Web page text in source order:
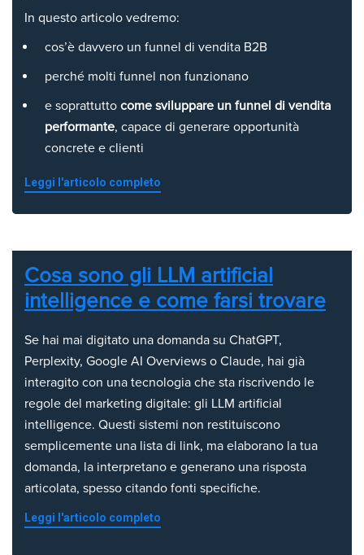
In questo articolo vedremo:
cos’è davvero un funnel di vendita B2B
perché molti funnel non funzionano
e soprattutto come sviluppare un funnel di vendita
performante, capace di generare opportunità
concrete e clienti
Leggi l'articolo completo
Cosa sono gli LLM artificial
intelligence e come farsi trovare
Se hai mai digitato una domanda su ChatGPT,
Perplexity, Google AI Overviews o Claude, hai già
interagito con una tecnologia che sta riscrivendo le
regole del marketing digitale: gli LLM artificial
intelligence. Questi sistemi non restituiscono
semplicemente una lista di link, ma elaborano la tua
domanda, la interpretano e generano una risposta
articolata, spesso citando fonti specifiche.
Leggi l'articolo completo